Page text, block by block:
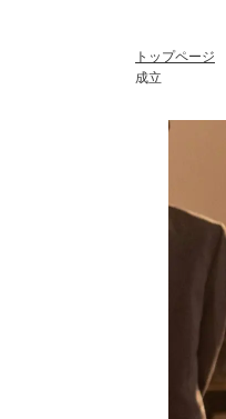
トップページ
成立